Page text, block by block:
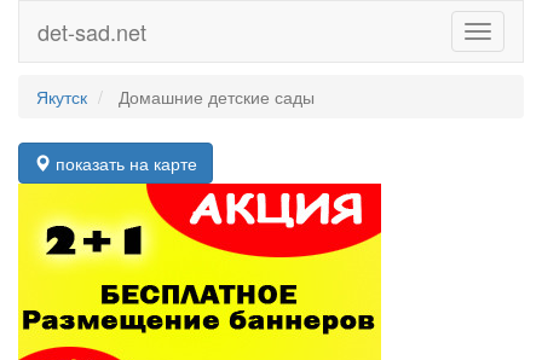
Toggle
det-sad.net
Якутск Домашние детские сады
показать на карте